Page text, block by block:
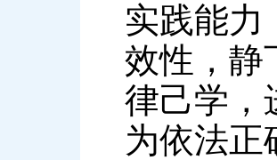
实践能力
效性，静
律己学，
为依法正